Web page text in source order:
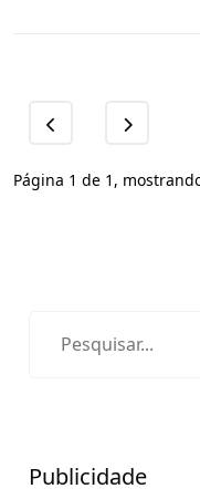
Página 1 de 1,
Publicidade